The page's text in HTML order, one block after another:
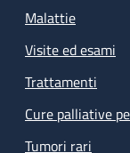
Malattie
Visite ed esami
Trattamenti
Cure palliative
Tumori rari